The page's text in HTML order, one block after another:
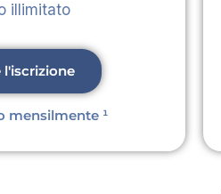
illimitato
l'iscrizione
mensilmente ¹